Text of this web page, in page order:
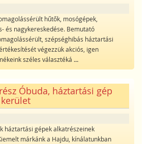
hűtők, mosógépek,
és nagykereskedése. Bemutató
szépséghibás háztartási
végezzük akciós, igen
széles választéká ...
Óbuda, háztartási gép
háztartási gépek alkatrészeinek
márkánk a Hajdu, kínálatunkban